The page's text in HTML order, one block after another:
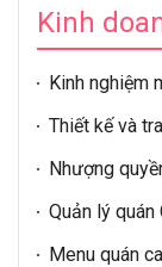
Kinh
Kinh nghiệm
Thiết kế và
Nhượng
Quản lý quán
Menu quán